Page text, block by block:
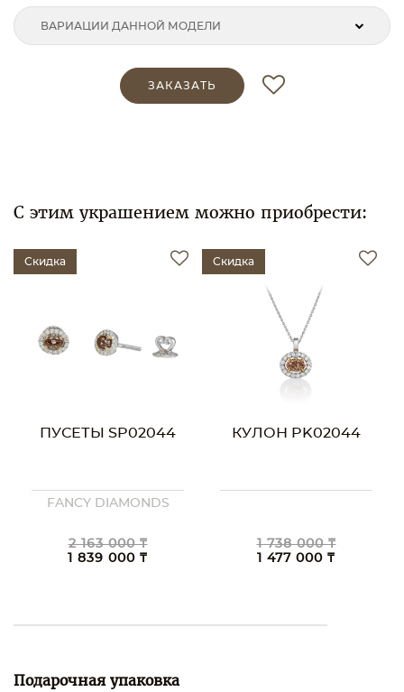
ВАРИАЦИИ ДАННОЙ МОДЕЛИ
ЗАКАЗАТЬ
С этим украшением можно приобрести:
Скидка
ПУСЕТЫ SP02044
FANCY DIAMONDS
2 163 000 ₸
1 839 000 ₸
Скидка
КУЛОН PK02044
1 738 000 ₸
1 477 000 ₸
Подарочная упаковка